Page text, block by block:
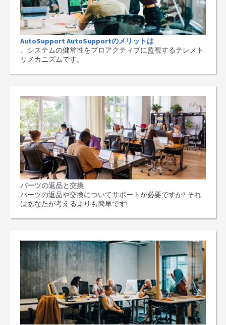
AutoSupport AutoSupportのメリットは
、システムの健常性をプロアクティブに監視するテレメト
リメカニズムです。
パーツの返品と交換
パーツの返品や交換についてサポートが必要ですか? それ
はあなたが考えるよりも簡単です!